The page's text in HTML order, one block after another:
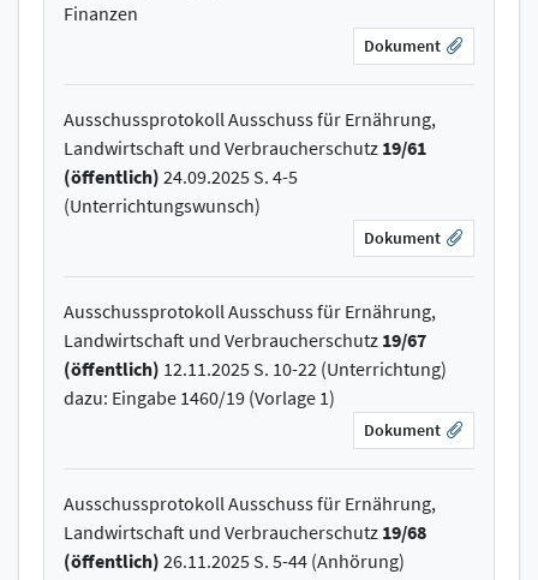
Finanzen
Dokument
Ausschussprotokoll Ausschuss für Ernährung,
Landwirtschaft und Verbraucherschutz 19/61
(öffentlich) 24.09.2025 S. 4-5
(Unterrichtungswunsch)
Dokument
Ausschussprotokoll Ausschuss für Ernährung,
Landwirtschaft und Verbraucherschutz 19/67
(öffentlich) 12.11.2025 S. 10-22 (Unterrichtung)
dazu: Eingabe 1460/19 (Vorlage 1)
Dokument
Ausschussprotokoll Ausschuss für Ernährung,
Landwirtschaft und Verbraucherschutz 19/68
(öffentlich) 26.11.2025 S. 5-44 (Anhörung)